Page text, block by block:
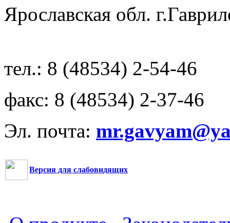
Ярославская обл.
тел.: 8 (48534) 2-54-46
факс: 8 (48534) 2-37-46
Эл. почта:
Версия для слабовидящих